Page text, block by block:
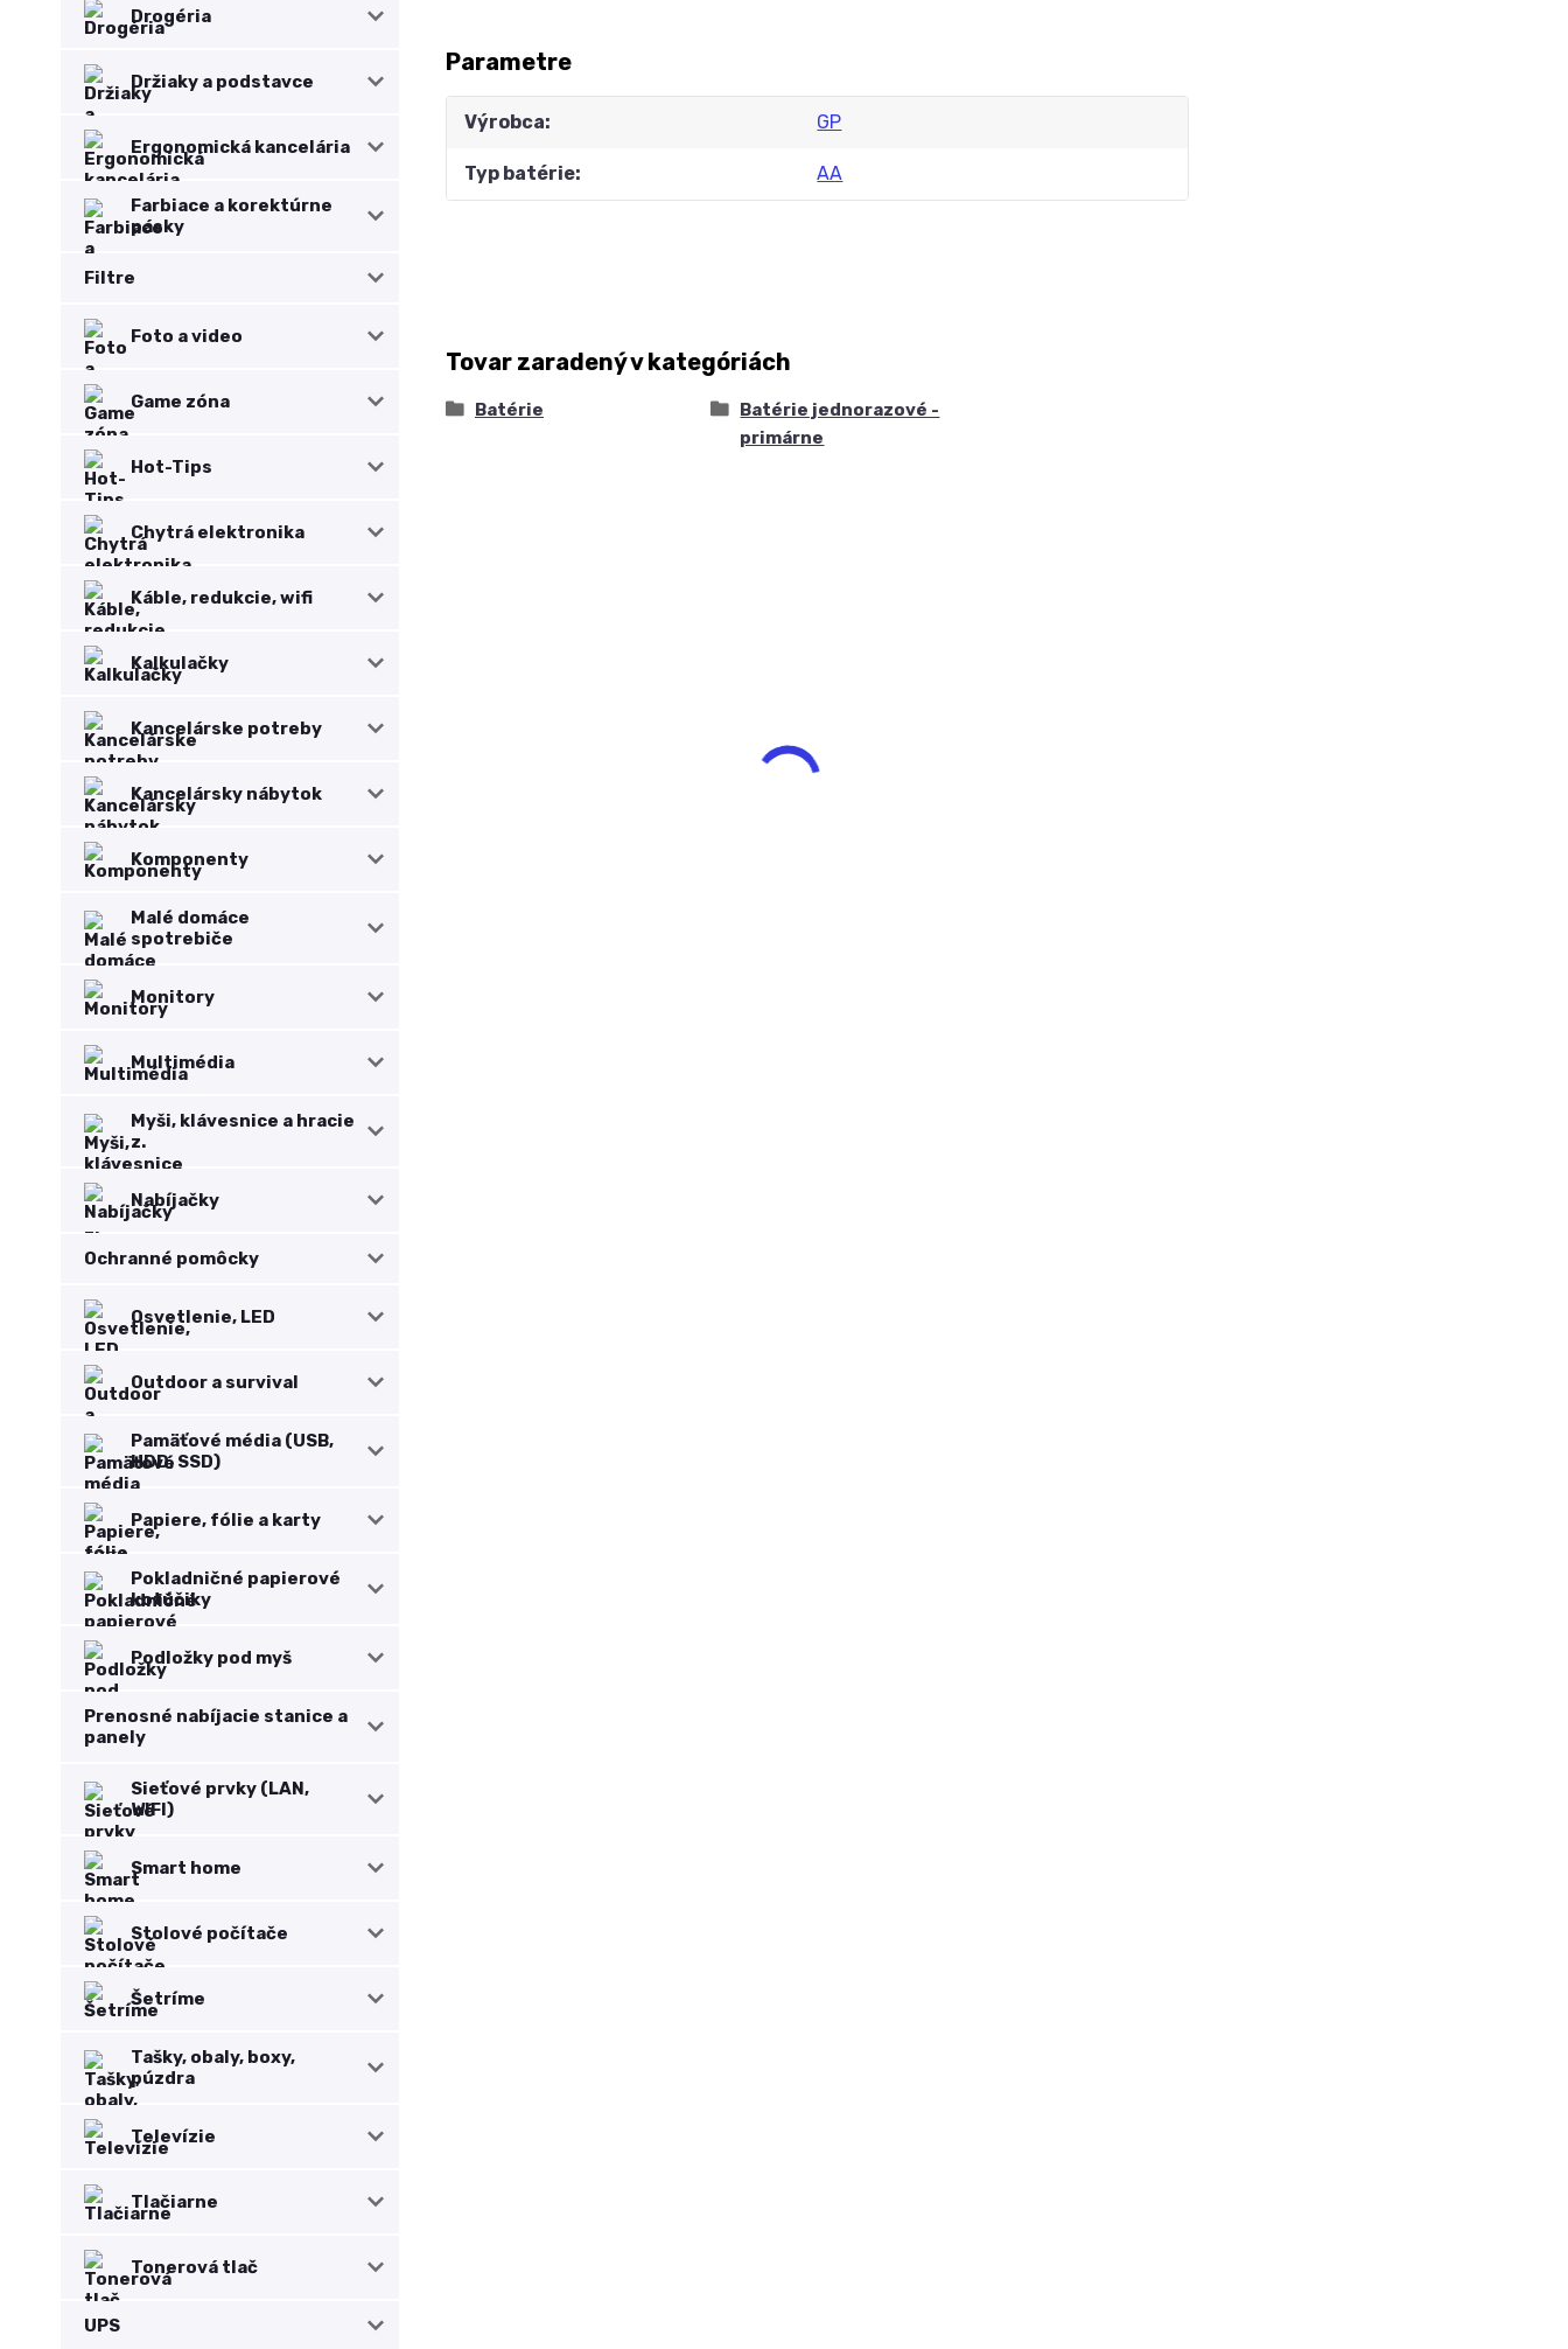
Drogéria
Držiaky a podstavce
Ergonomická kancelária
Farbiace a korektúrne
pásky
Filtre
Foto a video
Game zóna
Hot-Tips
Chytrá elektronika
Káble, redukcie, wifi
Kalkulačky
Kancelárske potreby
Kancelársky nábytok
Komponenty
Malé domáce
spotrebiče
Monitory
Multimédia
Myši, klávesnice a hracie
z.
Nabíjačky
Ochranné pomôcky
Osvetlenie, LED
Outdoor a survival
Pamäťové média (USB,
HDD, SSD)
Papiere, fólie a karty
Pokladničné papierové
kotúčiky
Podložky pod myš
Prenosné nabíjacie stanice a
panely
Sieťové prvky (LAN,
WIFI)
Smart home
Stolové počítače
Šetríme
Tašky, obaly, boxy,
púzdra
Televízie
Tlačiarne
Tonerová tlač
UPS
Parametre
Výrobca GP
Typ batérie AA
Tovar zaradený v kategóriách
Batérie
Batérie jednorazové -
primárne